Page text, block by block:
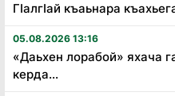
Гӏалгӏай къаьнара
05.08.2026 13:16
«Даьхен лорабой» яхача
керда...